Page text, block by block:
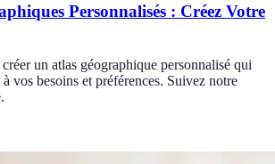
Personnalisés : Créez Votre
un atlas géographique personnalisé qui
vos besoins et préférences. Suivez notre